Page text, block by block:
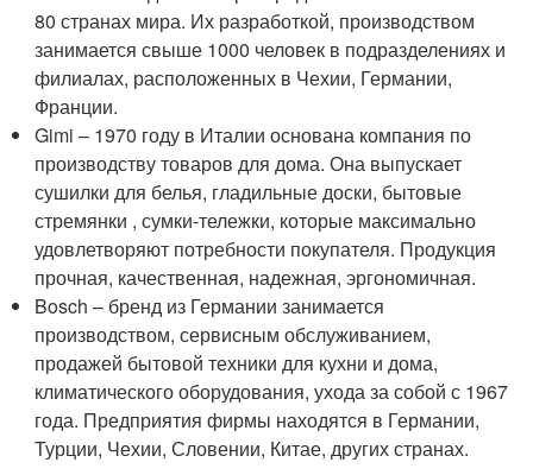
80 странах мира. Их разработкой, производством
занимается свыше 1000 человек в подразделениях и
филиалах, расположенных в Чехии, Германии,
Франции.
Gimi – 1970 году в Италии основана компания по
производству товаров для дома. Она выпускает
сушилки для белья, гладильные доски, бытовые
стремянки , сумки-тележки, которые максимально
удовлетворяют потребности покупателя. Продукция
прочная, качественная, надежная, эргономичная.
Bosch – бренд из Германии занимается
производством, сервисным обслуживанием,
продажей бытовой техники для кухни и дома,
климатического оборудования, ухода за собой с 1967
года. Предприятия фирмы находятся в Германии,
Турции, Чехии, Словении, Китае, других странах.